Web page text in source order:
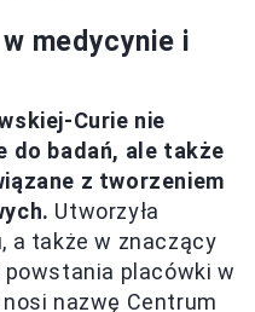
medycynie i
Curie nie
do badań, ale także
z tworzeniem
Utworzyła
a także w znaczący
powstania placówki w
nazwę Centrum